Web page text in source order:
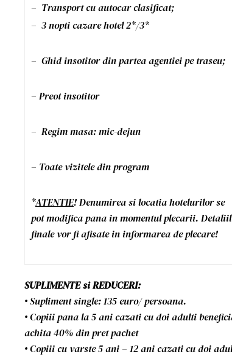
– Transport cu autocar clasificat;
– 3 nopti cazare hotel 2*/3*
– Ghid insotitor din partea agentiei pe traseu;
– Preot insotitor
– Regim masa: mic-dejun
– Toate vizitele din program
*ATENTIE! Denumirea si locatia hotelurilor se
pot modifica pana in momentul plecarii.
finale vor fi afisate in informarea de plecare!
SUPLIMENTE si REDUCERI:
• Supliment single: 135 euro/ persoana.
• Copiii pana la 5 ani cazati cu doi adulti
achita 40% din pret pachet
• Copiii cu varste 5 ani – 12 ani cazati cu doi